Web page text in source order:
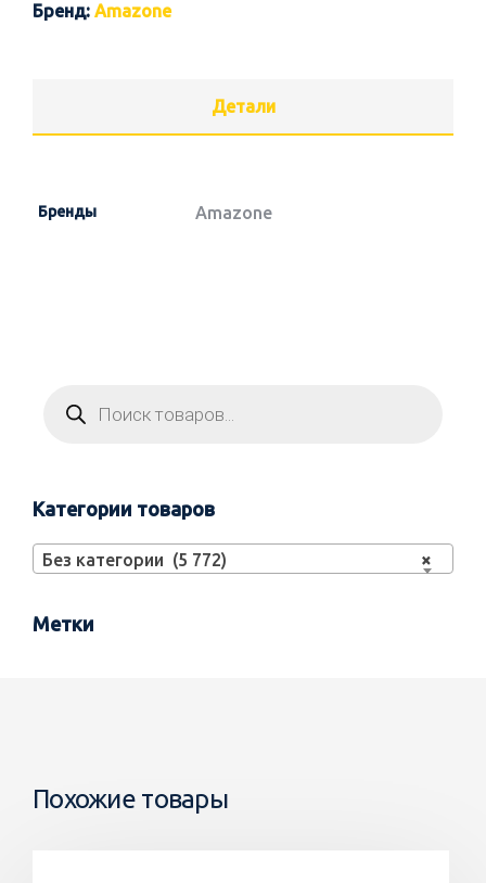
Бренд: Amazone
Детали
Бренды Amazone
Категории товаров
×
Без категории (5 772)
Метки
Похожие товары